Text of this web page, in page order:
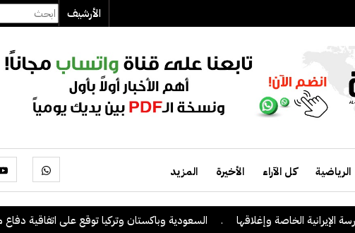
الأرشيف
الرياضية كل الآراء الأخيرة المزيد
الخاصة وإغلاقها . السعودية وباكستان وتركيا توقع على اتفاقية دفاع مشترك